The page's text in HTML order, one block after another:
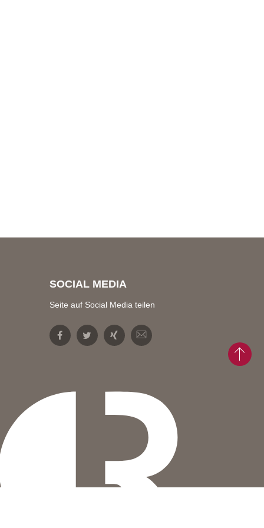
SOCIAL MEDIA
Seite auf Social Media teilen